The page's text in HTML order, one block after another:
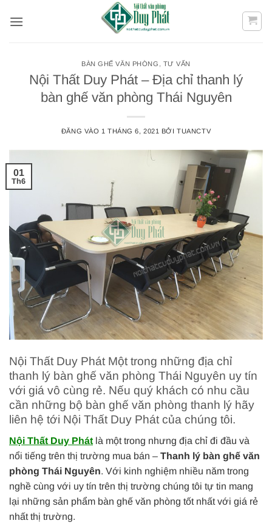
qua
BÀN GHẾ VĂN PHÒNG , TƯ VẤN
Nội Thất Duy Phát – Địa chỉ thanh lý
bàn ghế văn phòng Thái Nguyên
ĐĂNG VÀO 1 THÁNG 6, 2021 BỞITUANCTV
01
Th6
Nội Thất Duy Phát Một trong những địa chỉ
thanh lý bàn ghế văn phòng Thái Nguyên uy tín
với giá vô cùng rẻ. Nếu quý khách có nhu cầu
cần những bộ bàn ghế văn phòng thanh lý hãy
liên hệ tới Nội Thất Duy Phát của chúng tôi.
Nội Thất Duy Phát là một trong nhưng địa chỉ đi đầu và
nổi tiếng trên thị trường mua bán – Thanh lý bàn ghế văn
phòng Thái Nguyên. Với kinh nghiệm nhiều năm trong
nghề cùng với uy tín trên thị trường chúng tôi tự tin mang
lại những sản phẩm bàn ghế văn phòng tốt nhất với giá rẻ
nhất thị trường.